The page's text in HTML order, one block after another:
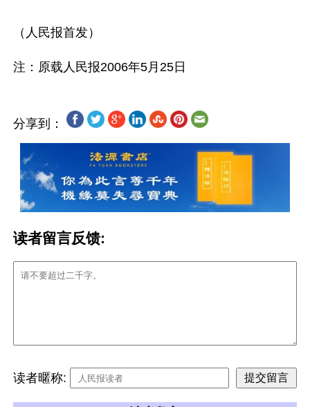
（人民报首发）
分享到：
读者留言反馈:
读者暱称: